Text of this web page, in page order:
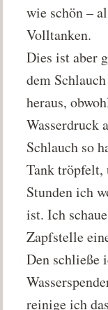
wie schön –
Volltanken.
Dies ist aber
dem
heraus,
Wasserdruck
Schlauch so
Tank
Stunden ich
ist. Ich
Zapfstelle
Den schließe
reinige ich